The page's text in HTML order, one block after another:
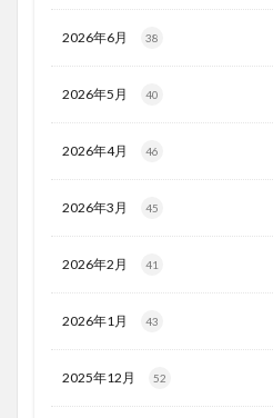
2026年6月 38
2026年5月 40
2026年4月 46
2026年3月 45
2026年2月 41
2026年1月 43
2025年12月 52